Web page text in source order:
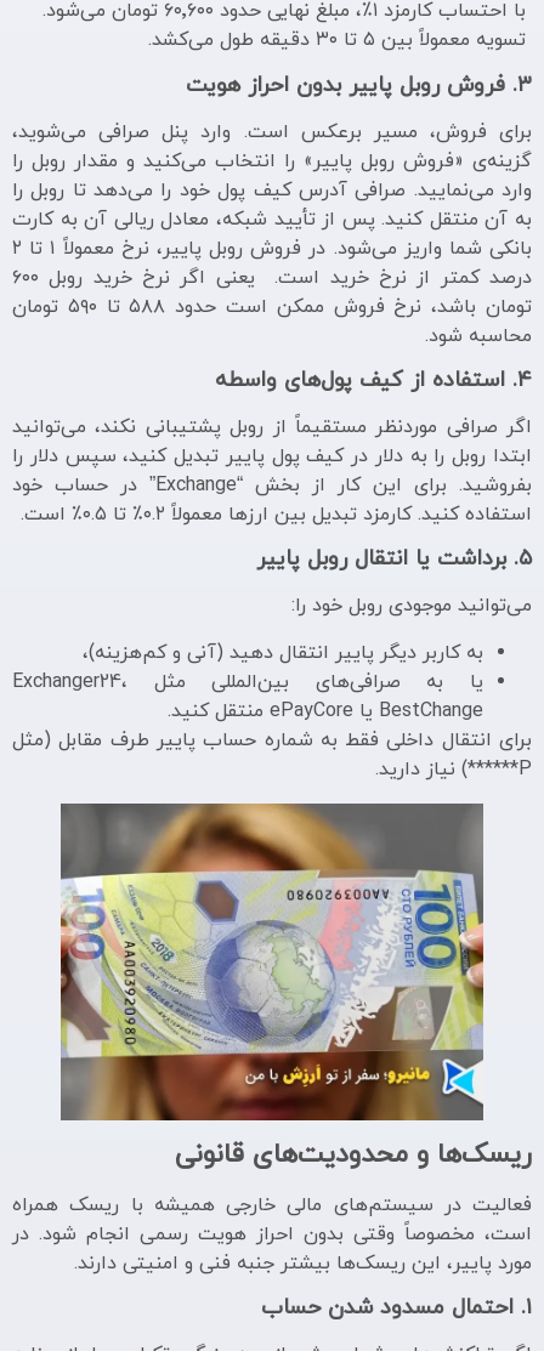
با احتساب کارمزد ۱٪، مبلغ نهایی حدود ۶۰٬۶۰۰ تومان می‌شود.
تسویه معمولاً بین ۵ تا ۳۰ دقیقه طول می‌کشد.
۳. فروش روبل پاییر بدون احراز هویت
برای فروش، مسیر برعکس است. وارد پنل صرافی می‌شوید،
گزینه‌ی «فروش روبل پاییر» را انتخاب می‌کنید و مقدار روبل را
وارد می‌نمایید. صرافی آدرس کیف پول خود را می‌دهد تا روبل را
به آن منتقل کنید. پس از تأیید شبکه، معادل ریالی آن به کارت
بانکی شما واریز می‌شود. در فروش روبل پاییر، نرخ معمولاً ۱ تا ۲
درصد کمتر از نرخ خرید است. یعنی اگر نرخ خرید روبل ۶۰۰
تومان باشد، نرخ فروش ممکن است حدود ۵۸۸ تا ۵۹۰ تومان
محاسبه شود.
۴. استفاده از کیف پول‌های واسطه
اگر صرافی موردنظر مستقیماً از روبل پشتیبانی نکند، می‌توانید
ابتدا روبل را به دلار در کیف پول پاییر تبدیل کنید، سپس دلار را
بفروشید. برای این کار از بخش “Exchange” در حساب خود
استفاده کنید. کارمزد تبدیل بین ارزها معمولاً ۰.۲٪ تا ۰.۵٪ است.
۵. برداشت یا انتقال روبل پاییر
می‌توانید موجودی روبل خود را:
به کاربر دیگر پاییر انتقال دهید (آنی و کم‌هزینه)،
یا به صرافی‌های بین‌المللی مثل Exchanger24،
BestChange یا ePayCore منتقل کنید.
برای انتقال داخلی فقط به شماره حساب پاییر طرف مقابل (مثل
P******) نیاز دارید.
ریسک‌ها و محدودیت‌های قانونی
فعالیت در سیستم‌های مالی خارجی همیشه با ریسک همراه
است، مخصوصاً وقتی بدون احراز هویت رسمی انجام شود. در
مورد پاییر، این ریسک‌ها بیشتر جنبه فنی و امنیتی دارند.
۱. احتمال مسدود شدن حساب